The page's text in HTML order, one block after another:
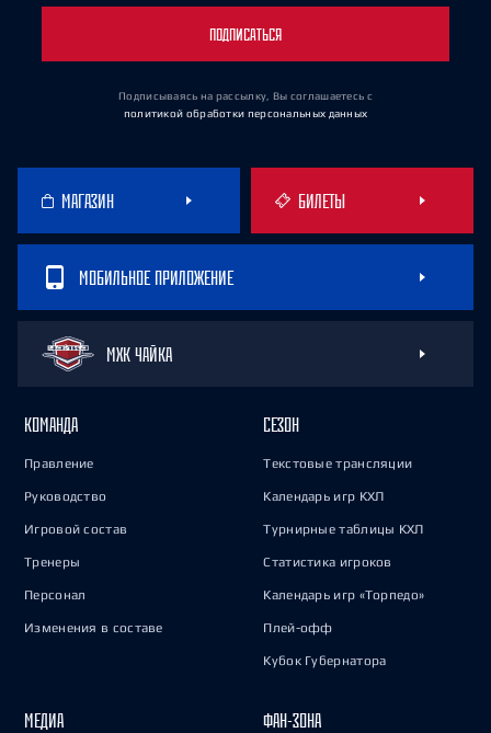
ПОДПИСАТЬСЯ
Подписываясь на рассылку, Вы соглашаетесь с
политикой обработки персональных данных
МАГАЗИН БИЛЕТЫ
МОБИЛЬНОЕ ПРИЛОЖЕНИЕ
МХК ЧАЙКА
КОМАНДА
Правление
Руководство
Игровой состав
Тренеры
Персонал
Изменения в составе
СЕЗОН
Текстовые трансляции
Календарь игр КХЛ
Турнирные таблицы КХЛ
Статистика игроков
Календарь игр «Торпедо»
Плей-офф
Кубок Губернатора
МЕДИА ФАН-ЗОНА